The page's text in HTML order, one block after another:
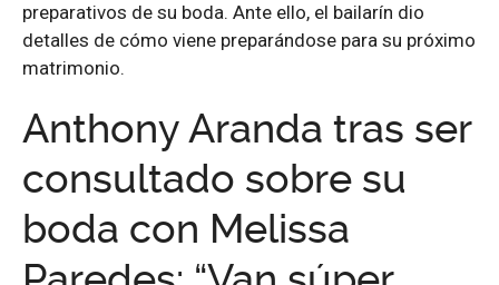
preparativos de su boda. Ante ello, el bailarín dio
detalles de cómo viene preparándose para su próximo
matrimonio.
Anthony Aranda tras ser
consultado sobre su
boda con Melissa